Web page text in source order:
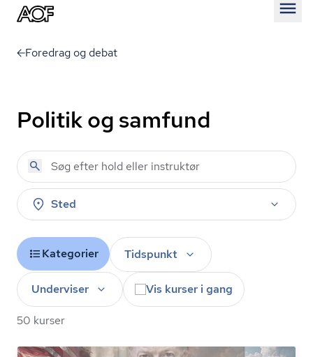
Foredrag og debat
Politik og samfund
Sted
Kategorier Tidspunkt
Underviser Vis kurser i gang
50 kurser